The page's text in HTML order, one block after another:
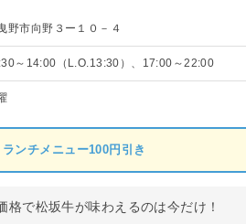
野市向野３ー１０－４
～14:00（L.O.13:30）、17:00～22:00
ランチメニュー100円引き
で松坂牛が味わえるのは今だけ！